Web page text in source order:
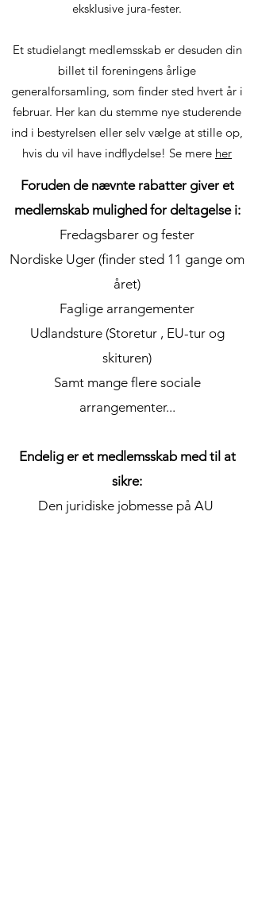
eksklusive jura-fester.
Et studielangt medlemsskab er desuden din
billet til foreningens årlige
generalforsamling, som finder sted hvert år i
februar. Her kan du stemme nye studerende
ind i bestyrelsen eller selv vælge at stille op,
hvis du vil have indflydelse! Se mere her
Foruden de nævnte rabatter giver et
medlemskab mulighed for deltagelse i:
Fredagsbarer og fester
Nordiske Uger (finder sted 11 gange om
året)
Faglige arrangementer
Udlandsture (Storetur , EU-tur og
skituren)
Samt mange flere sociale
arrangementer...
Endelig er et medlemsskab med til at
sikre:
Den juridiske jobmesse på AU